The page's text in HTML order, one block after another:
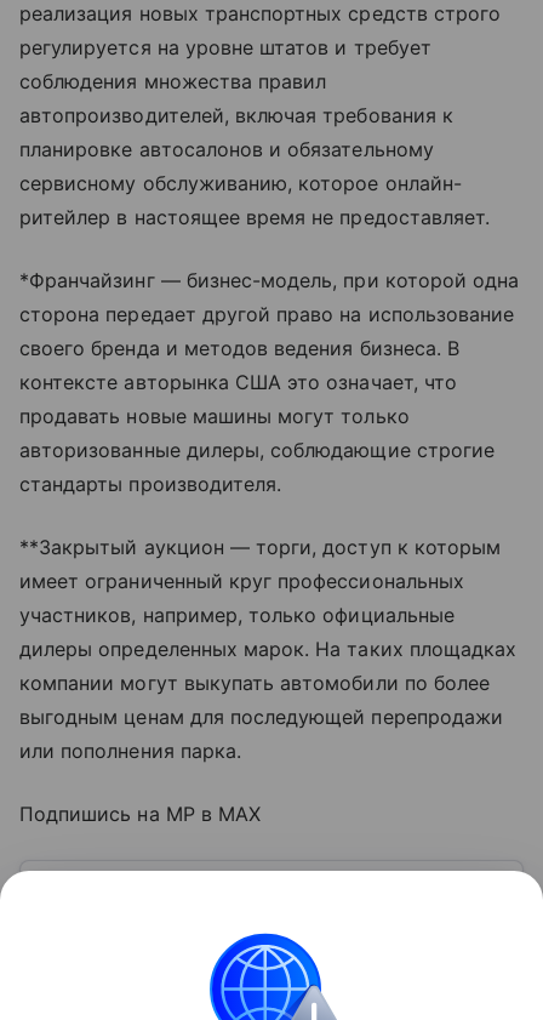
реализация новых транспортных средств строго
регулируется на уровне штатов и требует
соблюдения множества правил
автопроизводителей, включая требования к
планировке автосалонов и обязательному
сервисному обслуживанию, которое онлайн-
ритейлер в настоящее время не предоставляет.
*Франчайзинг — бизнес-модель, при которой одна
сторона передает другой право на использование
своего бренда и методов ведения бизнеса. В
контексте авторынка США это означает, что
продавать новые машины могут только
авторизованные дилеры, соблюдающие строгие
стандарты производителя.
**Закрытый аукцион — торги, доступ к которым
имеет ограниченный круг профессиональных
участников, например, только официальные
дилеры определенных марок. На таких площадках
компании могут выкупать автомобили по более
выгодным ценам для последующей перепродажи
или пополнения парка.
Подпишись на MP в MAX
Рассказываем, что такое доход, какие бывают виды
и источники поступлений, а также какие активы
нельзя отнести к доходам.